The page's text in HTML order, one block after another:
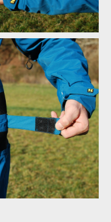
- a neřešíš špatné
- a neřešíš špatné
- a neřešíš špatné
- a neřešíš špatné
- a neřešíš špatné
- a neřešíš špatné